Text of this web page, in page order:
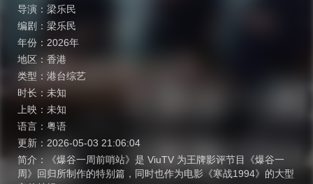
导演： 梁乐民
编剧： 梁乐民
年份： 2026年
地区： 香港
类型： 港台综艺
时长： 未知
上映： 未知
语言： 粤语
更新： 2026-05-03 21:06:04
简介：
《爆谷一周前哨站》是 ViuTV 为王牌影评节目《爆谷一
周》回归所制作的特别篇，同时也作为电影《寒战1994》的大型